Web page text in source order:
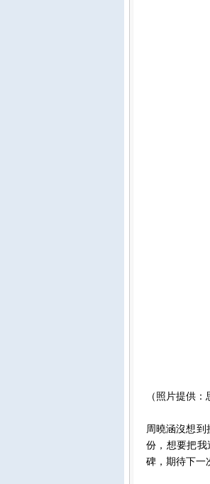
（照片提供
周曉涵沒想
份，想要把
碑，期待下一